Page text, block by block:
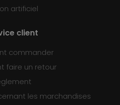
artificiel
client
commander
faire un retour
les marchandises